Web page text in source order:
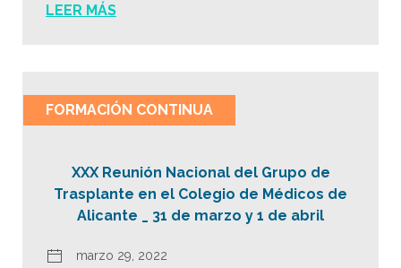
LEER MÁS
FORMACIÓN CONTINUA
XXX Reunión Nacional del Grupo de
Trasplante en el Colegio de Médicos de
Alicante _ 31 de marzo y 1 de abril
marzo 29, 2022